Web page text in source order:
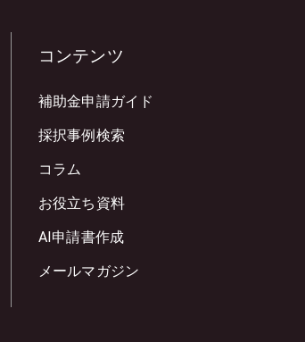
コンテンツ
補助金申請ガイド
採択事例検索
コラム
お役立ち資料
AI申請書作成
メールマガジン